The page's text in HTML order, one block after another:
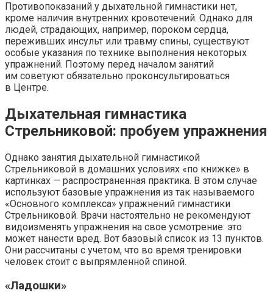
Противопоказаний у дыхательной гимнастики нет,
кроме наличия внутренних кровотечений. Однако для
людей, страдающих, например, пороком сердца,
переживших инсульт или травму спины, существуют
особые указания по технике выполнения некоторых
упражнений. Поэтому перед началом занятий
им советуют обязательно проконсультироваться
в Центре.
Дыхательная гимнастика
Стрельниковой: пробуем упражнения
Однако занятия дыхательной гимнастикой
Стрельниковой в домашних условиях «по книжке» в
картинках — распространенная практика. В этом случае
используют базовые упражнения из так называемого
«Основного комплекса» упражнений гимнастики
Стрельниковой. Врачи настоятельно не рекомендуют
видоизменять упражнения на свое усмотрение: это
может нанести вред. Вот базовый список из 13 пунктов.
Они рассчитаны с учетом, что во время тренировки
человек стоит с выпрямленной спиной.
«Ладошки»